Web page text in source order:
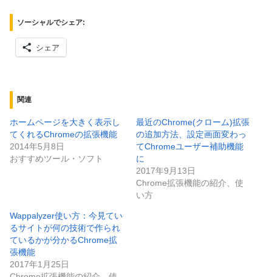
ソーシャルでシェア:
シェア
関連
ホームページを大きく表示し
てくれるChromeの拡張機能
2014年5月8日
おすすめツール・ソフト
最近のChrome(クローム)拡張
の追加方法、設定画面変わっ
てChromeユーザー補助機能
に
2017年9月13日
Chrome拡張機能の紹介、使
い方
Wappalyzer使い方：今見てい
るサイトが何の技術で作られ
ているかが分かるChrome拡
張機能
2017年1月25日